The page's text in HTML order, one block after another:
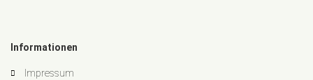
Informationen
Impressum